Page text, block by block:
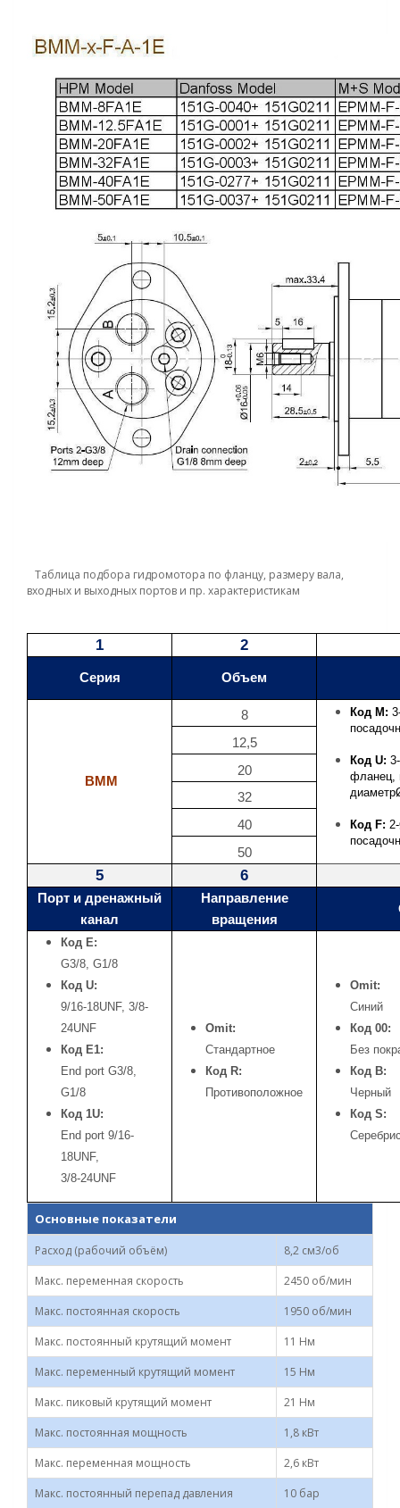
Таблица подбора гидромотора по фланцу, размеру вала,
входных и выходных портов и пр. характеристикам
1 2
Серия Объем
BMM
8 Код M:
Код U:
фланец,
диаметр
Код F: 2-
12,5
20
32
40
50
5 6
Порт и дренажный
канал
Направление
вращения
Код E:
G3/8, G1/8
Код U:
9/16-18UNF, 3/8-
24UNF
Код E1:
End port G3/8,
G1/8
Код 1U:
End port 9/16-
18UNF,
3/8-24UNF
Omit:
Стандартное
Код R:
Противоположное
Omit:
Синий
Код 00:
Без
Код B:
Черный
Код S:
Основные показатели
Расход (рабочий объём)
8,2 см3/об
Макс. переменная скорость
2450 об/мин
Макс. постоянная скорость
1950 об/мин
Макс. постоянный крутящий момент
11 Нм
Макс. переменный крутящий момент
15 Нм
Макс. пиковый крутящий момент
21 Нм
Макс. постоянная мощность
1,8 кВт
Макс. переменная мощность
2,6 кВт
Макс. постоянный перепад давления
10 бар